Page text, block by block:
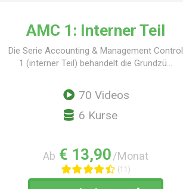
AMC 1: Interner Teil
Die Serie Accounting & Management Control
1 (interner Teil) behandelt die Grundzü...
70 Videos
6 Kurse
Ab € 13,90/Monat
(11)